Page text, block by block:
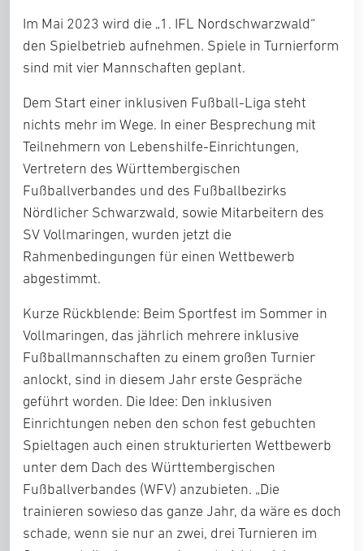
Im Mai 2023 wird die „1. IFL Nordschwarzwald“
den Spielbetrieb aufnehmen. Spiele in Turnierform
sind mit vier Mannschaften geplant.
Dem Start einer inklusiven Fußball-Liga steht
nichts mehr im Wege. In einer Besprechung mit
Teilnehmern von Lebenshilfe-Einrichtungen,
Vertretern des Württembergischen
Fußballverbandes und des Fußballbezirks
Nördlicher Schwarzwald, sowie Mitarbeitern des
SV Vollmaringen, wurden jetzt die
Rahmenbedingungen für einen Wettbewerb
abgestimmt.
Kurze Rückblende: Beim Sportfest im Sommer in
Vollmaringen, das jährlich mehrere inklusive
Fußballmannschaften zu einem großen Turnier
anlockt, sind in diesem Jahr erste Gespräche
geführt worden. Die Idee: Den inklusiven
Einrichtungen neben den schon fest gebuchten
Spieltagen auch einen strukturierten Wettbewerb
unter dem Dach des Württembergischen
Fußballverbandes (WFV) anzubieten. „Die
trainieren sowieso das ganze Jahr, da wäre es doch
schade, wenn sie nur an zwei, drei Turnieren im